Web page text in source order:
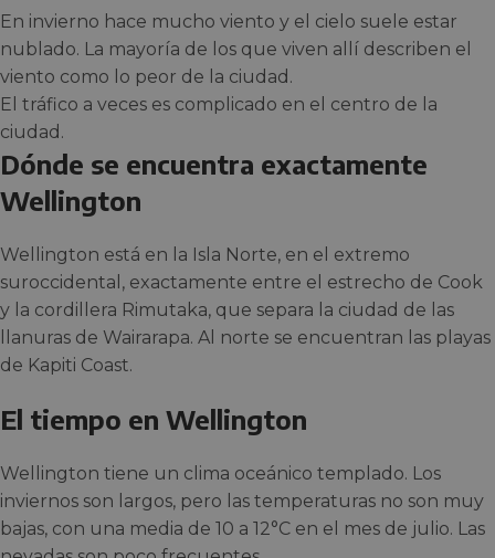
En invierno hace mucho viento y el cielo suele estar
nublado. La mayoría de los que viven allí describen el
viento como lo peor de la ciudad.
El tráfico a veces es complicado en el centro de la
ciudad.
Dónde se encuentra exactamente
Wellington
Wellington está en la Isla Norte, en el extremo
suroccidental, exactamente entre el estrecho de Cook
y la cordillera Rimutaka, que separa la ciudad de las
llanuras de Wairarapa. Al norte se encuentran las playas
de Kapiti Coast.
El tiempo en Wellington
Wellington tiene un clima oceánico templado. Los
inviernos son largos, pero las temperaturas no son muy
bajas, con una media de 10 a 12°C en el mes de julio. Las